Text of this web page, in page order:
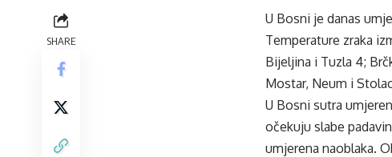
SHARE
U Bosni je danas
Temperature zraka
Bijeljina i Tuzla 4;
Mostar, Neum i
U Bosni sutra
očekuju slabe
umjerena naoblaka.